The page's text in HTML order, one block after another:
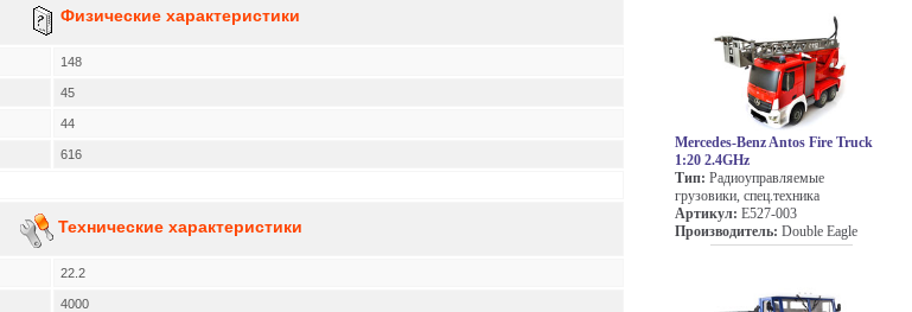
Физические характеристики
148
45
44
616
Технические характеристики
22.2
4000
Mercedes-Benz Antos Fire Truck
1:20 2.4GHz
Тип: Радиоуправляемые
грузовики, спец.техника
Артикул: E527-003
Производитель: Double Eagle